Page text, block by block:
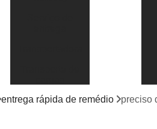
entrega rápida de remédio preciso